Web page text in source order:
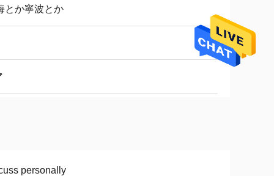
とか寧波とか
personally